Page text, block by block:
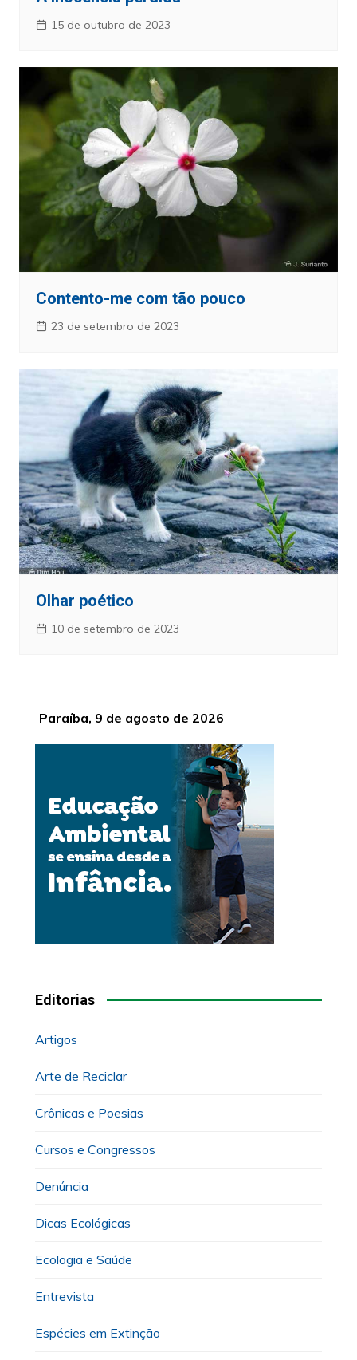
15 de outubro de 2023
Contento-me com tão pouco
23 de setembro de 2023
Olhar poético
10 de setembro de 2023
Paraíba, 9 de agosto de 2026
Editorias
Artigos
Arte de Reciclar
Crônicas e Poesias
Cursos e Congressos
Denúncia
Dicas Ecológicas
Ecologia e Saúde
Entrevista
Espécies em Extinção